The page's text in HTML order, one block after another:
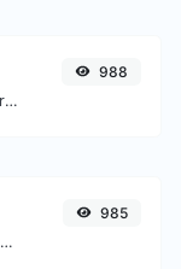
Separe texto de ida e volta por novas linhas, vírgulas, pontos etc.
988
Inverta uma lista de linhas de texto.
985